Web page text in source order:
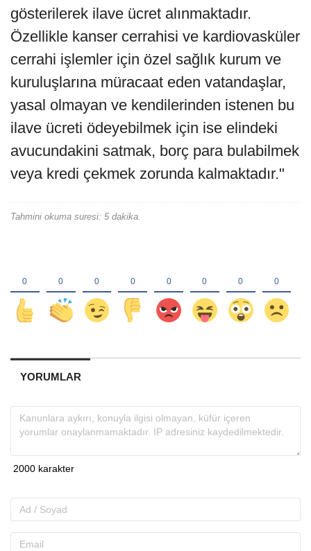
gösterilerek ilave ücret alınmaktadır.
Özellikle kanser cerrahisi ve kardiovasküler
cerrahi işlemler için özel sağlık kurum ve
kuruluşlarına müracaat eden vatandaşlar,
yasal olmayan ve kendilerinden istenen bu
ilave ücreti ödeyebilmek için ise elindeki
avucundakini satmak, borç para bulabilmek
veya kredi çekmek zorunda kalmaktadır."
Tahmini okuma suresi: 5 dakika.
YORUMLAR